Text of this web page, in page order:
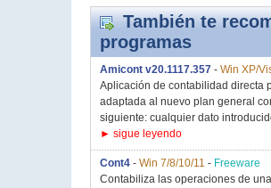
También te
programas
Amicont v20.1117.357 - Win XP/
Aplicación de contabilidad directa
adaptada al nuevo plan general
siguiente: cualquier dato
► sigue leyendo
Cont4 - Win 7/8/10/11 - Freeware
Contabiliza las operaciones de